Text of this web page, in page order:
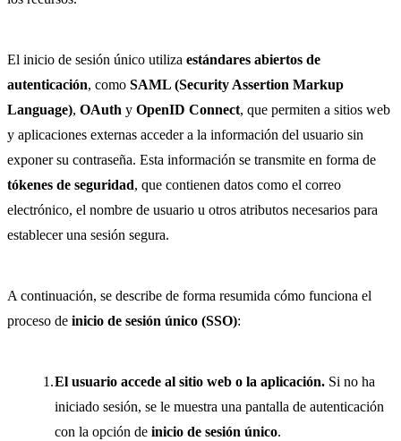
El inicio de sesión único utiliza estándares abiertos de
autenticación, como SAML (Security Assertion Markup
Language), OAuth y OpenID Connect, que permiten a sitios web
y aplicaciones externas acceder a la información del usuario sin
exponer su contraseña. Esta información se transmite en forma de
tókenes de seguridad, que contienen datos como el correo
electrónico, el nombre de usuario u otros atributos necesarios para
establecer una sesión segura.
A continuación, se describe de forma resumida cómo funciona el
proceso de inicio de sesión único (SSO):
El usuario accede al sitio web o la aplicación. Si no ha
iniciado sesión, se le muestra una pantalla de autenticación
con la opción de inicio de sesión único.